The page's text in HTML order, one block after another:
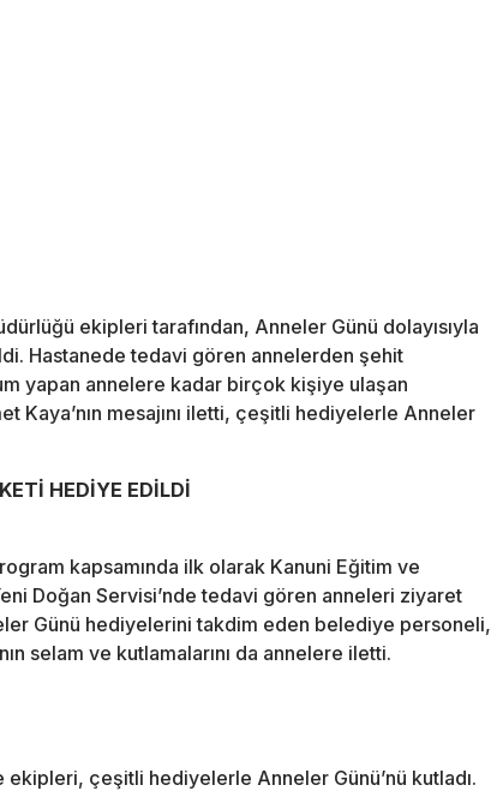
ekipleri tarafından, Anneler Günü dolayısıyla
Hastanede tedavi gören annelerden şehit
yapan annelere kadar birçok kişiye ulaşan
Kaya’nın mesajını iletti, çeşitli hediyelerle Anneler
HEDİYE EDİLDİ
kapsamında ilk olarak Kanuni Eğitim ve
Doğan Servisi’nde tedavi gören anneleri ziyaret
Günü hediyelerini takdim eden belediye personeli,
selam ve kutlamalarını da annelere iletti.
çeşitli hediyelerle Anneler Günü’nü kutladı.